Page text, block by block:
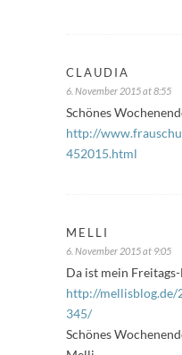
CLAUDIA
6. November 2015 at 8:55
Schönes
http://
452015.html
MELLI
6. November 2015 at 9:05
Da ist mein
http://
345/
Schönes